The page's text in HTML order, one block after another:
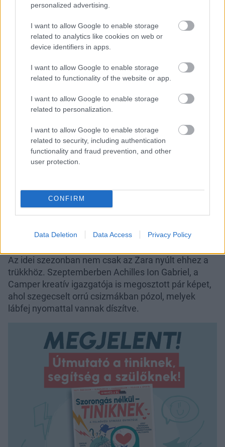
personalized advertising.
I want to allow Google to enable storage
related to analytics like cookies on web or
device identifiers in apps.
I want to allow Google to enable storage
related to functionality of the website or app.
I want to allow Google to enable storage
related to personalization.
I want to allow Google to enable storage
related to security, including authentication
functionality and fraud prevention, and other
user protection.
CONFIRM
Data Deletion Data Access Privacy Policy
Az idei szezonban nem csak az Zara nyúlt ehhez a
trükkhöz. Szeptemberben Achilles Ion Gabriel, a
Camper kreatív igazgatója is megosztott pár képet,
ahol szegecselt orrú csizmákban pózol, melyek
lábfej nyomattal vannak díszítve.